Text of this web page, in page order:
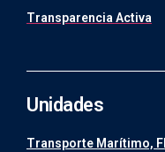
Transparencia Activa
Unidades
Transporte Marítimo,